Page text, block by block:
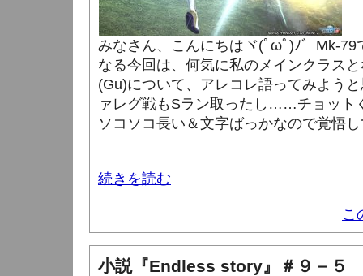
みなさん、こんにちはヾ(ﾟωﾟ)ﾉ゛Mk-79
なる今回は、何気に私のメインクラス
(Gu)について、アレコレ語ってみよう
ァレグ戦もSラン取ったし……チョット
ソコソコ長い＆文字ばっかなので覚悟
続きを読む
こ
小説『Endless story』＃９－５